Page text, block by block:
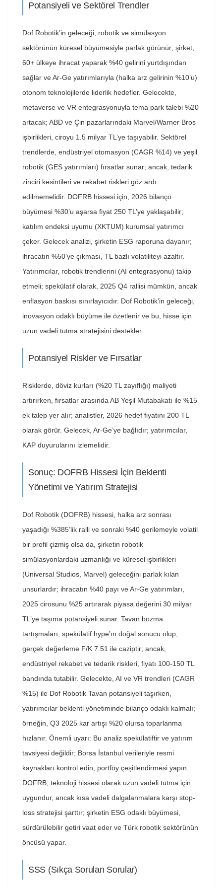
Potansiyeli ve Sektörel Trendler
Dof Robotik’in geleceği, robotik ve simülasyon
sektörünün küresel büyümesiyle parlak görünür; şirket,
60+ ülkeye ihracat yaparak %40 gelirini yurtdışından
sağlar ve Ar-Ge yatırımlarıyla (halka arz gelirinin %10’u)
otonom teknolojilerde liderlik hedefler. Gelecekte,
metaverse ve VR entegrasyonuyla tema park talebi %20
artacak; ABD ve Çin pazarlarındaki Marvel/Warner Bros
işbirlikleri, ciroyu 1.5 milyar TL’ye taşıyabilir. Sektörel
trendlerde, endüstriyel otomasyon (CAGR %14) ve yeşil
robotik (GES yatırımları) fırsatlar sunar; ancak, tedarik
zinciri kesintileri ve rekabet riskleri göz ardı
edilmemelidir. DOFRB hissesi için, 2026 bilanço
büyümesi %30’u aşarsa fiyat 250 TL’ye yaklaşabilir;
katılım endeksi uyumu (XKTUM) kurumsal yatırımcı
çeker. Gelecek analizi, şirketin ESG raporuna dayanır;
ihracatın %50’ye çıkması, TL bazlı volatiliteyi azaltır.
Yatırımcılar, robotik trendlerini (AI entegrasyonu) takip
etmeli; spekülatif olarak, 2025 Q4 rallisi mümkün, ancak
enflasyon baskısı sınırlayıcıdır. Dof Robotik’in geleceği,
inovasyon odaklı büyüme ile özetlenir ve bu, hisse için
uzun vadeli tutma stratejisini destekler.
Potansiyel Riskler ve Fırsatlar
Risklerde, döviz kurları (%20 TL zayıflığı) maliyeti
artırırken, fırsatlar arasında AB Yeşil Mutabakatı ile %15
ek talep yer alır; analistler, 2026 hedef fiyatını 200 TL
olarak görür. Gelecek, Ar-Ge’ye bağlıdır; yatırımcılar,
KAP duyurularını izlemelidir.
Sonuç: DOFRB Hissesi İçin Beklenti
Yönetimi ve Yatırım Stratejisi
Dof Robotik (DOFRB) hissesi, halka arz sonrası
yaşadığı %385’lik ralli ve sonraki %40 gerilemeyle volatil
bir profil çizmiş olsa da, şirketin robotik
simülasyonlardaki uzmanlığı ve küresel işbirlikleri
(Universal Studios, Marvel) geleceğini parlak kılan
unsurlardır; ihracatın %40 payı ve Ar-Ge yatırımları,
2025 cirosunu %25 artırarak piyasa değerini 30 milyar
TL’ye taşıma potansiyeli sunar. Tavan bozma
tartışmaları, spekülatif hype’ın doğal sonucu olup,
gerçek değerleme F/K 7.51 ile caziptir; ancak,
endüstriyel rekabet ve tedarik riskleri, fiyatı 100-150 TL
bandında tutabilir. Gelecekte, AI ve VR trendleri (CAGR
%15) ile Dof Robotik Tavan potansiyeli taşırken,
yatırımcılar beklenti yönetiminde bilanço odaklı kalmalı;
örneğin, Q3 2025 kar artışı %20 olursa toparlanma
hızlanır. Önemli uyarı: Bu analiz spekülatiftir ve yatırım
tavsiyesi değildir; Borsa İstanbul verileriyle resmi
kaynakları kontrol edin, portföy çeşitlendirmesi yapın.
DOFRB, teknoloji hissesi olarak uzun vadeli tutma için
uygundur, ancak kısa vadeli dalgalanmalara karşı stop-
loss stratejisi şarttır; şirketin ESG odaklı büyümesi,
sürdürülebilir getiri vaat eder ve Türk robotik sektörünün
öncüsü yapar.
SSS (Sıkça Sorulan Sorular)